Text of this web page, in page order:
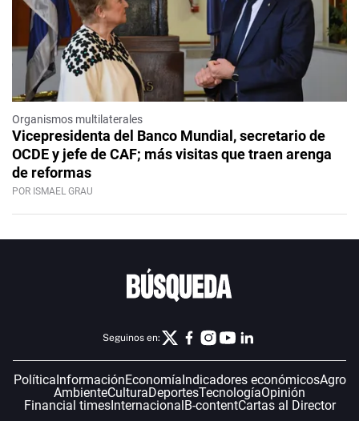
Organismos multilaterales
Vicepresidenta del Banco Mundial, secretario de
OCDE y jefe de CAF; más visitas que traen arenga
de reformas
POR ISMAEL GRAU
Seguinos en:
PolíticaInformaciónEconomíaIndicadores económicosAgro
AmbienteCulturaDeportesTecnologíaOpinión
Financial timesInternacionalB-contentCartas al Director